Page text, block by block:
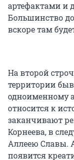
артефактами и
Большинство
вскоре там
На второй
территории
одноименному
относится к
заканчивают
Корнеева, в
Аллеею Славы.
появится